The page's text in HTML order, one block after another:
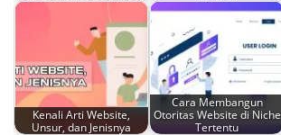
Kenali Arti Website,
Unsur, dan Jenisnya
Cara Membangun
Otoritas Website di Niche
Tertentu